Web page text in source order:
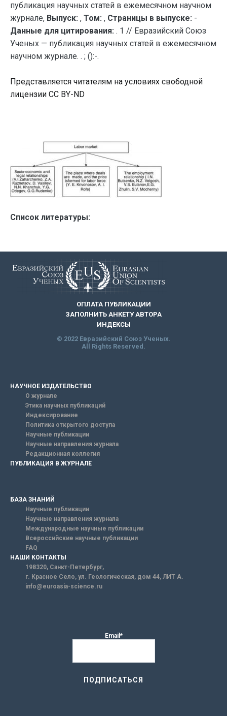
публикация научных статей в ежемесячном научном
журнале, Выпуск: , Том: , Страницы в выпуске: -
Данные для цитирования: . 1 // Евразийский Союз
Ученых — публикация научных статей в ежемесячном
научном журнале. . ; ():-.
Представляется читателям на условиях свободной
лицензии CC BY-ND
Список литературы:
ОПЛАТА ПУБЛИКАЦИИ
ЗАПОЛНИТЬ АНКЕТУ АВТОРА
ИНДЕКСЫ
© 2022 Евразийский Союз Ученых.
All Rights Reserved.
НАУЧНОЕ ИЗДАТЕЛЬСТВО
О журнале
Этика научных публикаций
Индексирование
Политика открытого доступа
Научные публикации
Научные направления журнала
Редакционная коллегия
ПУБЛИКАЦИЯ В ЖУРНАЛЕ
БАЗА ЗНАНИЙ
Научные публикации
Научные направления журнала
Международные научные публикации
Всероссийские научные публикации
FAQ
НАШИ КОНТАКТЫ
198320, Санкт-Петербург,
г. Красное Село, ул. Геологическая, дом 44, ЛИТ А.
info@euroasia-science.ru
Email*